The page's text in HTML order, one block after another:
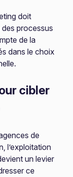
doit
processus
de la
dans le choix
cibler
de
l’exploitation
un levier
ce